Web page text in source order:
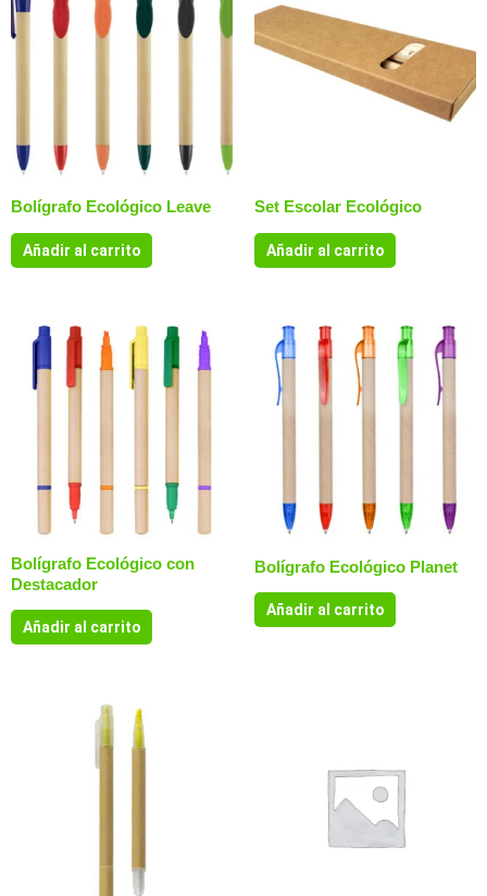
Bolígrafo Ecológico Leave
Añadir al carrito
Set Escolar Ecológico
Añadir al carrito
Bolígrafo Ecológico con
Destacador
Añadir al carrito
Bolígrafo Ecológico Planet
Añadir al carrito